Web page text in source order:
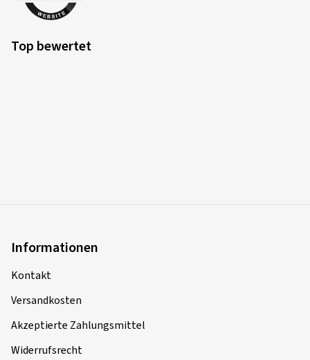
Top bewertet
Informationen
Kontakt
Versandkosten
Akzeptierte Zahlungsmittel
Widerrufsrecht